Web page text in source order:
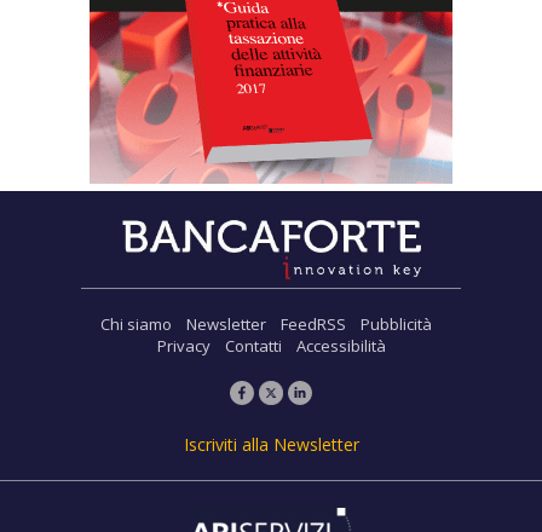
Chi siamo Newsletter FeedRSS
Pubblicità
Privacy
Contatti Accessibilità
Iscriviti alla Newsletter